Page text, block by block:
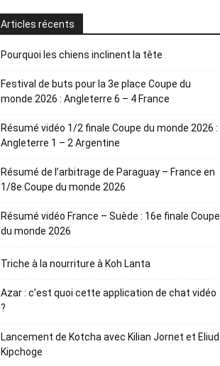
Articles récents
Pourquoi les chiens inclinent la tête
Festival de buts pour la 3e place Coupe du
monde 2026 : Angleterre 6 – 4 France
Résumé vidéo 1/2 finale Coupe du monde 2026 :
Angleterre 1 – 2 Argentine
Résumé de l’arbitrage de Paraguay – France en
1/8e Coupe du monde 2026
Résumé vidéo France – Suède : 16e finale Coupe
du monde 2026
Triche à la nourriture à Koh Lanta
Azar : c’est quoi cette application de chat vidéo
?
Lancement de Kotcha avec Kilian Jornet et Eliud
Kipchoge